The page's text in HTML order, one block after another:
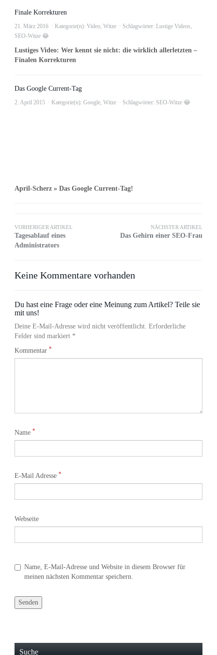
Finale Korrekturen
21. März 2016 Kategorie(n): Video, Witze Schlagwörter: Lustige Videos,
SEO-Witze 😂
Lustiges Video: Wer kennt sie nicht: die wirklich allerletzten –
Finalen Korrekturen
Das Google Current-Tag
2. April 2015 Kategorie(n): Google, Witze Schlagwörter: SEO-Witze 😂
April-Scherz » Das Google Current-Tag!
VORHERIGER ARTIKEL
Tagesablauf eines
Administrators
NÄCHSTER ARTIKEL
Das Gehirn einer SEO-Frau
Keine Kommentare vorhanden
Du hast eine Frage oder eine Meinung zum Artikel? Teile sie
mit uns!
Deine E-Mail-Adresse wird nicht veröffentlicht. Erforderliche
Felder sind markiert *
Kommentar *
Name *
E-Mail Adresse *
Webseite
Name, E-Mail-Adresse und Website in diesem Browser für
meinen nächsten Kommentar speichern.
Suche